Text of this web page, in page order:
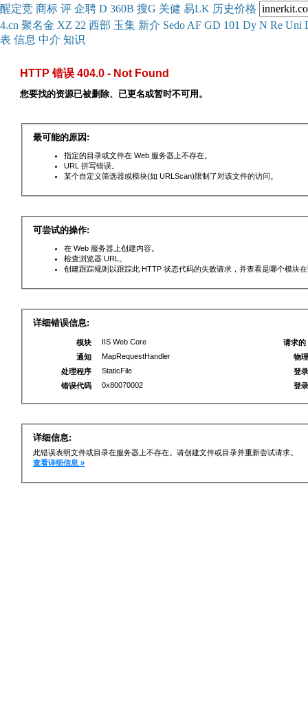
醒定竞 商标 评 企聘 D 360B 搜G 关健 易LK 历史价格
4.cn 聚名金 XZ 22 西部 玉集 新介 Sedo AF GD 101 Dy N Re Uni
表 信息 中介 知识